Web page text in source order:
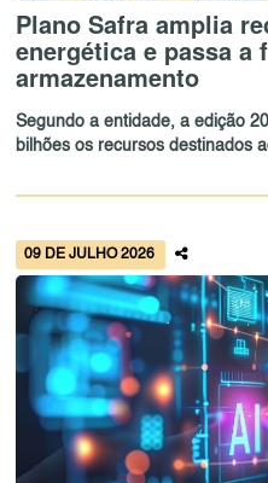
Plano Safra amplia
energética e passa a
armazenamento
Segundo a entidade, a edição
bilhões os recursos destinados
09 DE JULHO 2026